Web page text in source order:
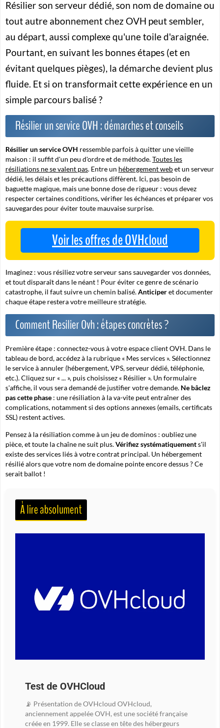
Résilier son serveur dédié, son nom de domaine ou
tout autre abonnement chez OVH peut sembler,
au départ, aussi complexe qu'une toile d'araignée.
Pourtant, en suivant les bonnes étapes (et en
évitant quelques pièges), la démarche devient plus
fluide. Et si on transformait cette expérience en un
simple parcours balisé ?
Résilier un service OVH : démarches et conseils
Résilier un service OVH ressemble parfois à quitter une vieille
maison : il suffit d'un peu d'ordre et de méthode.Toutes les
résiliations ne se valent pas. Entre un hébergement webet un serveur
dédié, les délais et les précautions diffèrent. Ici, pas besoin de
baguette magique, mais une bonne dose de rigueur : vous devez
respecter certaines conditions, vérifier les échéances et préparer vos
sauvegardes pour éviter toute mauvaise surprise.
Voir les offres de OVHcloud
Imaginez : vous résiliez votre serveur sans sauvegarder vos données,
et tout disparaît dans le néant ! Pour éviter ce genre de scénario
catastrophe, il faut suivre un chemin balisé.Anticiperetdocumenter
chaque étape restera votre meilleure stratégie.
Comment Resilier Ovh : étapes concrètes ?
Première étape : connectez-vous à votre espace client OVH. Dans le
tableau de bord, accédez à la rubrique « Mes services ». Sélectionnez
le service à annuler (hébergement, VPS, serveur dédié, téléphonie,
etc.). Cliquez sur « ... », puis choisissez « Résilier ». Un formulaire
s'affiche, il vous sera demandé de justifier votre demande. Ne bâclez
pas cette phase : une résiliation à la va-vite peut entraîner des
complications, notamment si des options annexes (emails, certificats
SSL) restent actives.
Pensez à la résiliation comme à un jeu de dominos : oubliez une
pièce, et toute la chaîne ne suit plus.Vérifiez systématiquements'il
existe des services liés à votre contrat principal. Un hébergement
résilié alors que votre nom de domaine pointe encore dessus ? Ce
serait ballot !
À lire absolument
Test de OVHCloud
📡 Présentation de OVHcloud OVHcloud,
anciennement appelée OVH, est une société française
créée en 1999. Elle se classe en tête des hébergeurs